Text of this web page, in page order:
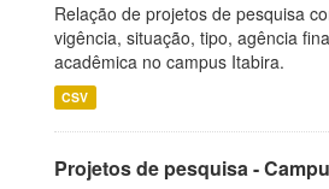
Relação de projetos de pesquisa
vigência, situação, tipo, agência
acadêmica no campus Itabira.
CSV
Projetos de pesquisa -